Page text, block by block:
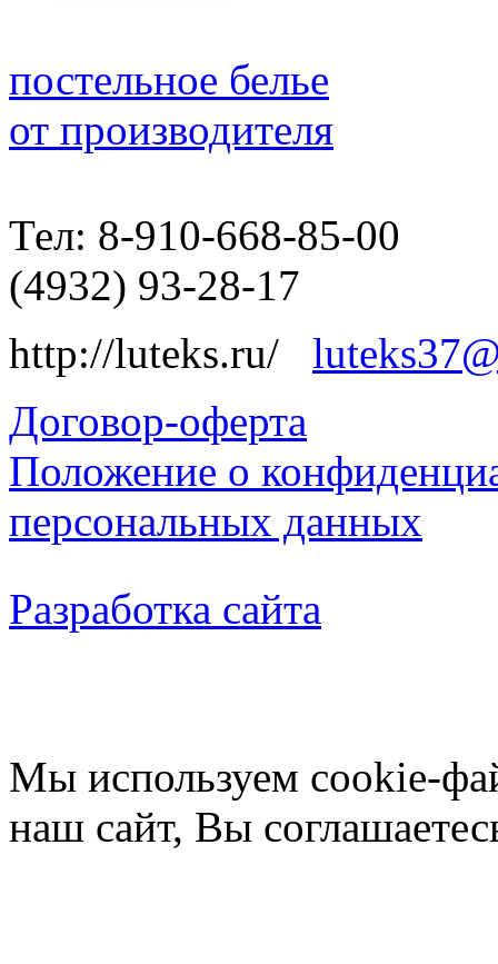
постельное белье
от производителя
Тел: 8-910-668-85-00
(4932) 93-28-17
http://luteks.ru/
Договор-оферта
Положение о
персональных данных
Разработка сайта
Мы используем cookie-
наш сайт, Вы